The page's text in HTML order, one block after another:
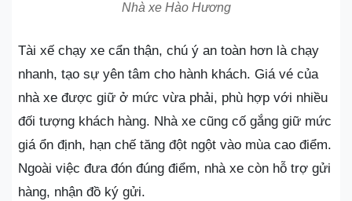
Nhà xe Hào Hương
Tài xế chạy xe cẩn thận, chú ý an toàn hơn là chạy
nhanh, tạo sự yên tâm cho hành khách. Giá vé của
nhà xe được giữ ở mức vừa phải, phù hợp với nhiều
đối tượng khách hàng. Nhà xe cũng cố gắng giữ mức
giá ổn định, hạn chế tăng đột ngột vào mùa cao điểm.
Ngoài việc đưa đón đúng điểm, nhà xe còn hỗ trợ gửi
hàng, nhận đồ ký gửi.